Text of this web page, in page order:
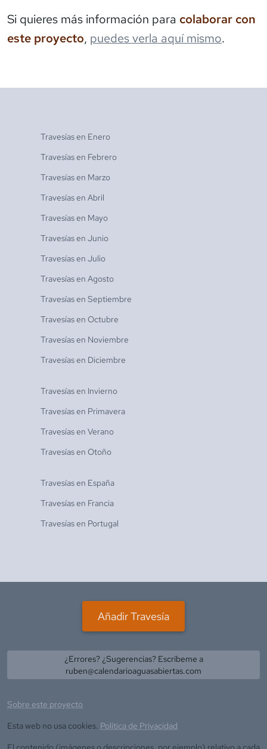
Si quieres más información para colaborar con
este proyecto, puedes verla aquí mismo.
Travesías en Enero
Travesías en Febrero
Travesías en Marzo
Travesías en Abril
Travesías en Mayo
Travesías en Junio
Travesías en Julio
Travesías en Agosto
Travesías en Septiembre
Travesías en Octubre
Travesías en Noviembre
Travesías en Diciembre
Travesías en Invierno
Travesías en Primavera
Travesías en Verano
Travesías en Otoño
Travesías en España
Travesías en Francia
Travesías en Portugal
Añadir Travesía
¿Errores? ¿Sugerencias? Escríbeme a
ruben@calendarioaguasabiertas.com
Sobre este proyecto
Esta web no usa cookies. Política de Privacidad